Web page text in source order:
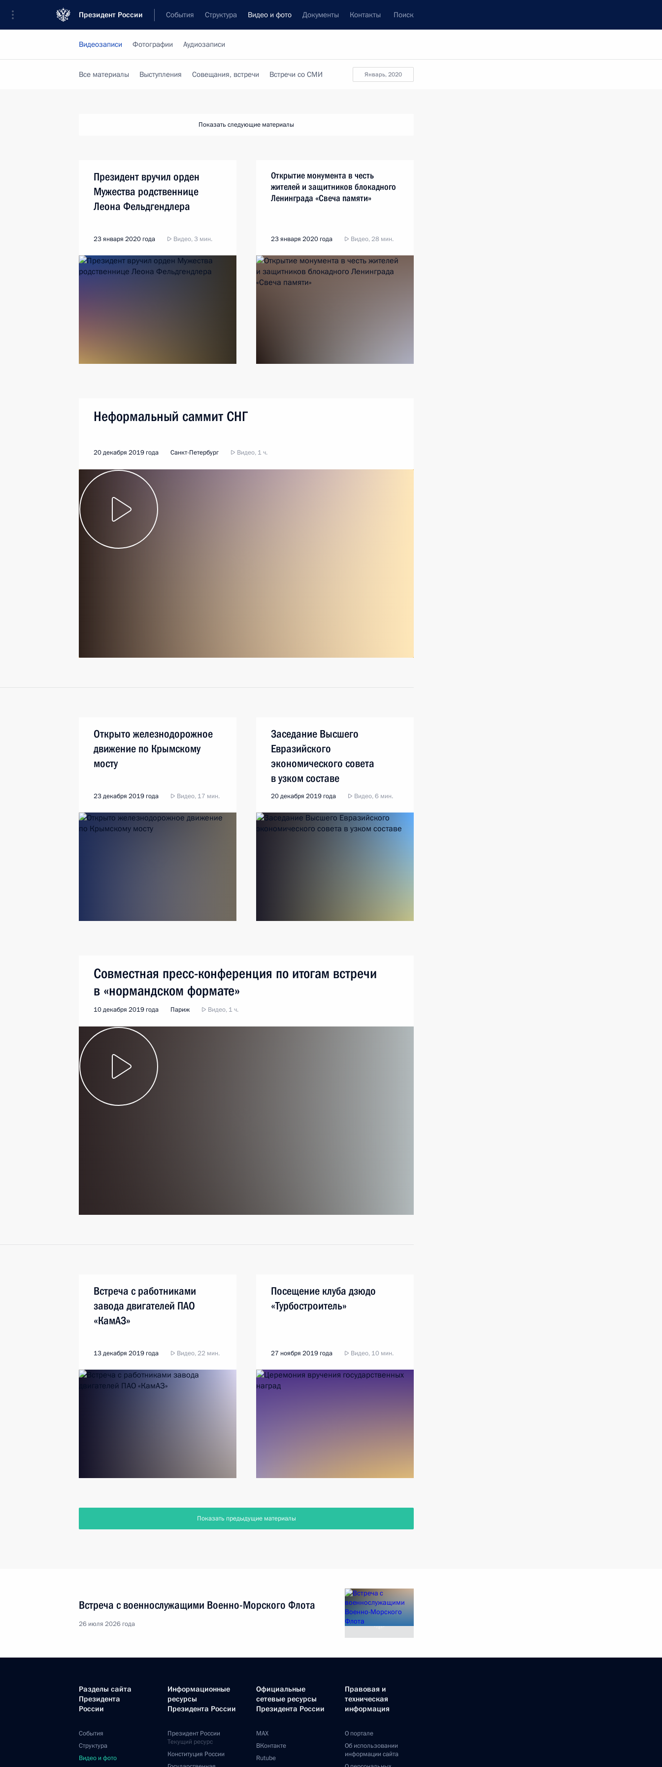
Президент России События Структура Видео и фото Документы Контакты Поиск
Видеозаписи Фотографии Аудиозаписи
январь, 2020
Все материалы Выступления Совещания, встречи Встречи со СМИ
Показать следующие материалы
Президент вручил орден
Мужества родственнице
Леона Фельдгендлера
23 января 2020 года Видео, 3 мин.
Открытие монумента в честь
жителей и защитников блокадного
Ленинграда «Свеча памяти»
23 января 2020 года Видео, 28 мин.
Неформальный саммит СНГ
20 декабря 2019 года Санкт-Петербург Видео, 1 ч.
Открыто железнодорожное
движение по Крымскому
мосту
23 декабря 2019 года Видео, 17 мин.
Заседание Высшего
Евразийского
экономического совета
в узком составе
20 декабря 2019 года Видео, 6 мин.
Совместная пресс-конференция по итогам встречи
в «нормандском формате»
10 декабря 2019 года Париж Видео, 1 ч.
Встреча с работниками
завода двигателей ПАО
«КамАЗ»
13 декабря 2019 года Видео, 22 мин.
Посещение клуба дзюдо
«Турбостроитель»
27 ноября 2019 года Видео, 10 мин.
Показать предыдущие материалы
Встреча с военнослужащими Военно-Морского Флота
26 июля 2026 года
Разделы сайта
Президента
России
События
Структура
Видео и фото
Информационные
ресурсы
Президента России
Президент России
Текущий ресурс
Конституция России
Официальные
сетевые ресурсы
Президента России
MAX
ВКонтакте
Rutube
Правовая и
техническая
информация
О портале
Об использовании
информации сайта